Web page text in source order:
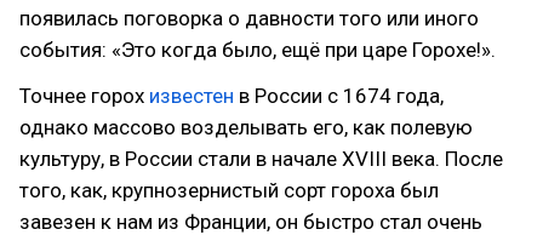
появилась поговорка о давности того или иного
события: «Это когда было, ещё при царе Горохе!».
Точнее горох известен в России с 1674 года,
однако массово возделывать его, как полевую
культуру, в России стали в начале ХVIII века. После
того, как, крупнозернистый сорт гороха был
завезен к нам из Франции, он быстро стал очень